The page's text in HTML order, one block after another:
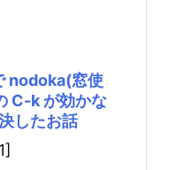
nodoka(窓使
C-k が効かな
したお話